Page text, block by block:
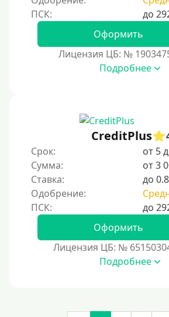
Роботы займов
Перевод денег на карту через
Бесплатное использование без
Денежным переводом
На Юмани (ЮMoney)
На Яндекс Деньги
Без привязки карты
Кошелек Киви (Qiwi)
Пополнение Киви-кошелька без
На Киви-кошельке имеются
Регистрация кошелька Киви
Пополнение Киви-кошелька для
доступные способы и возможности
онлайн-платежей, переводов и
Оформить
Лицензия ЦБ: №
Подробнее
CreditPlus
Срок:
от 5
Сумма:
от 3
Ставка:
до
Одобрение:
Оформить
Лицензия ЦБ: №
Подробнее